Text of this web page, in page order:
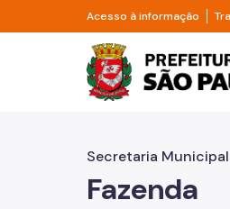
Pular para o Conteúdo principal
Acesso à informação
Secretaria
Fazenda